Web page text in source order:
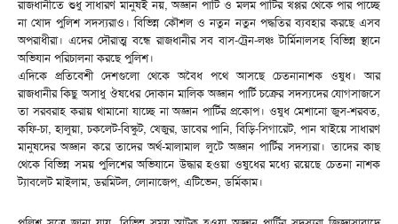
রাজধানীতে শুধু সাধারণ মানুষই নয়, অজ্ঞান পার্টি ও মলম পার্টির খপ্পর থেকে পার পাচ্ছে
না খোদ পুলিশ সদস্যরাও। বিভিন্ন কৌশল ও নতুন নতুন পদ্ধতির ব্যবহার করছে এসব
অপরাধীরা। এদের দৌরাত্ম বন্ধে রাজধানীর সব বাস-ট্রেন-লঞ্চ টার্মিনালসহ বিভিন্ন স্থানে
অভিযান পরিচালনা করছে পুলিশ।
এদিকে প্রতিবেশী দেশগুলো থেকে অবৈধ পথে আসছে চেতনানাশক ওষুধ। আর
রাজধানীর কিছু অসাধু ঔষধের দোকান মালিক অজ্ঞান পার্টি চক্রের সদস্যদের যোগসাজসে
তা সরবরাহ করায় থামানো যাচ্ছে না অজ্ঞান পার্টির প্রকোপ। ওষুধ মেশানো জুস-শরবত,
কফি-চা, হালুয়া, চকলেট-বিস্কুট, খেজুর, ডাবের পানি, বিড়ি-সিগারেট, পান খাইয়ে সাধারণ
মানুষদের অজ্ঞান করে তাদের অর্থ-মালামাল লুটে অজ্ঞান পার্টির সদস্যরা। তাদের কাছ
থেকে বিভিন্ন সময় পুলিশের অভিযানে উদ্ধার হওয়া ওষুধের মধ্যে রয়েছে চেতনা নাশক
ট্যাবলেট মাইলাম, ডরমিটল, লোনাজেপ, এটিভেন, ডর্মিকাম।